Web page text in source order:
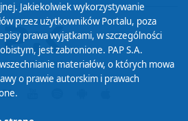
Jakiekolwiek wykorzystywanie
przez użytkowników Portalu, poza
prawa wyjątkami, w szczególności
jest zabronione. PAP S.A.
materiałów, o których mowa
o prawie autorskim i prawach